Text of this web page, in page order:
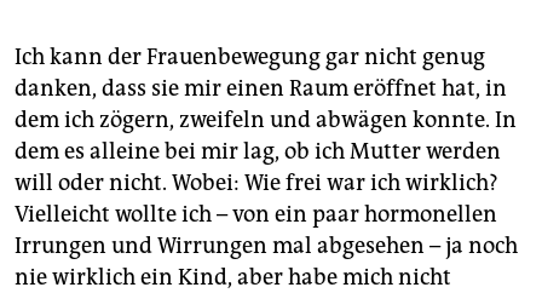
Ich kann der Frauenbewegung gar nicht genug
danken, dass sie mir einen Raum eröffnet hat, in
dem ich zögern, zweifeln und abwägen konnte. In
dem es alleine bei mir lag, ob ich Mutter werden
will oder nicht. Wobei: Wie frei war ich wirklich?
Vielleicht wollte ich – von ein paar hormonellen
Irrungen und Wirrungen mal abgesehen – ja noch
nie wirklich ein Kind, aber habe mich nicht